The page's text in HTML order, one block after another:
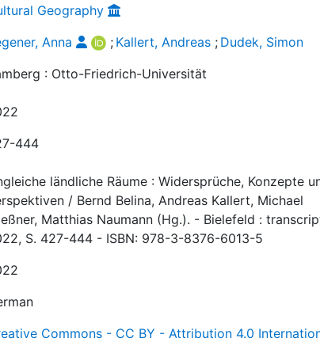
Geography
Anna ; Kallert, Andreas ; Dudek, Simon
: Otto-Friedrich-Universität
444
ländliche Räume : Widersprüche, Konzepte
/ Bernd Belina, Andreas Kallert, Michael
Matthias Naumann (Hg.). - Bielefeld :
S. 427-444 - ISBN: 978-3-8376-6013-5
Commons - CC BY - Attribution 4.0